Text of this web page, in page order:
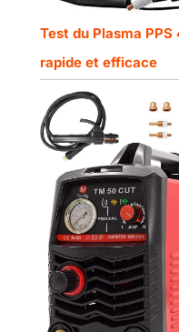
Test du Plasma
rapide et efficace